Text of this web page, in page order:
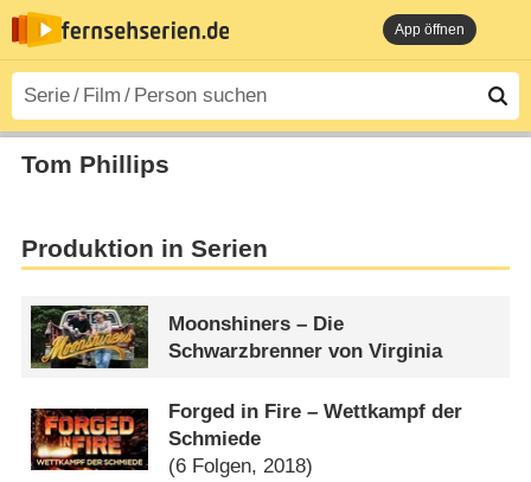
App öffnen
Tom Phillips
Produktion in Serien
Moonshiners – Die
Schwarzbrenner von Virginia
Forged in Fire – Wettkampf der
Schmiede
(6 Folgen, 2018)